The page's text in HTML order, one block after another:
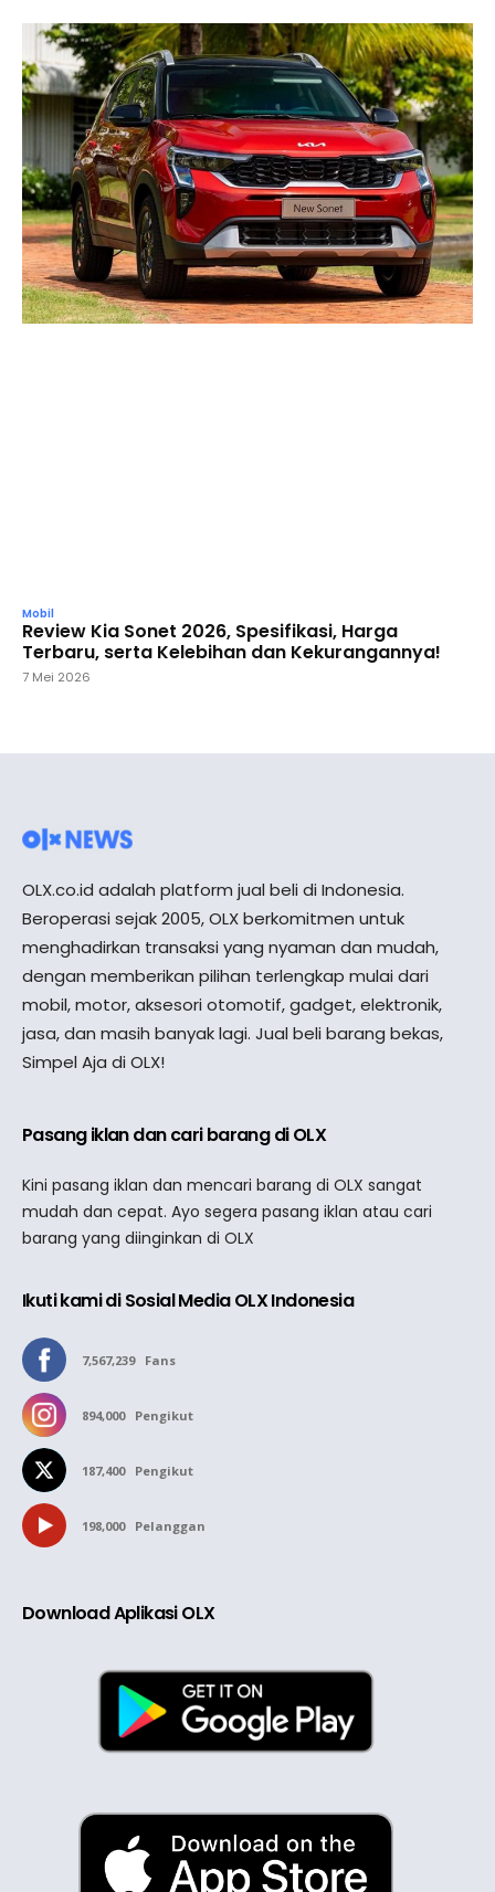
Mobil
Review Kia Sonet 2026, Spesifikasi, Harga
Terbaru, serta Kelebihan dan Kekurangannya!
7 Mei 2026
OLX.co.id adalah platform jual beli di Indonesia.
Beroperasi sejak 2005, OLX berkomitmen untuk
menghadirkan transaksi yang nyaman dan mudah,
dengan memberikan pilihan terlengkap mulai dari
mobil, motor, aksesori otomotif, gadget, elektronik,
jasa, dan masih banyak lagi. Jual beli barang bekas,
Simpel Aja di OLX!
Pasang iklan dan cari barang di OLX
Kini pasang iklan dan mencari barang di OLX sangat
mudah dan cepat. Ayo segera pasang iklan atau cari
barang yang diinginkan di OLX
Ikuti kami di Sosial Media OLX Indonesia
7,567,239 Fans
894,000 Pengikut
187,400 Pengikut
198,000 Pelanggan
Download Aplikasi OLX